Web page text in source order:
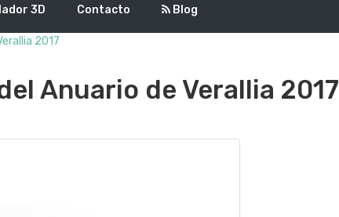
3D Contacto Blog
2017
Anuario de Verallia 2017